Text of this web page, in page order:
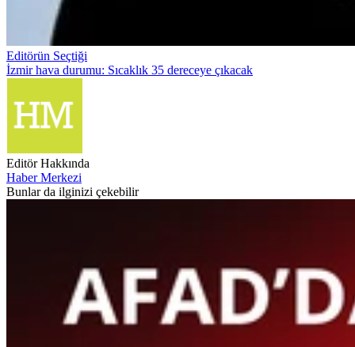
Editörün Seçtiği
İzmir hava durumu: Sıcaklık 35 dereceye çıkacak
Editör Hakkında
Haber Merkezi
Bunlar da ilginizi çekebilir